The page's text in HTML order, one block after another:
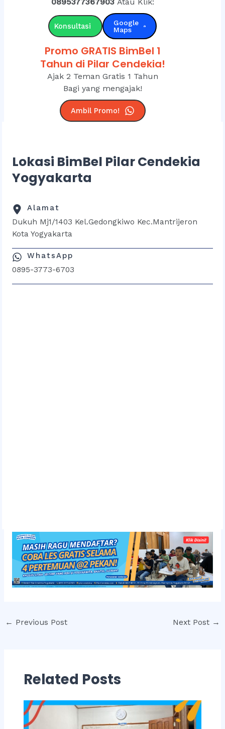
Konsultasi
Google
Maps
Promo GRATIS BimBel 1
Tahun di Pilar Cendekia!
Ajak 2 Teman Gratis 1 Tahun
Bagi yang mengajak!
Ambil Promo!
Lokasi BimBel Pilar Cendekia
Yogyakarta
Alamat
Dukuh Mj1/1403 Kel.Gedongkiwo Kec.Mantrijeron
Kota Yogyakarta
WhatsApp
0895-3773-6703
Post
← Previous Post Next Post →
Related Posts